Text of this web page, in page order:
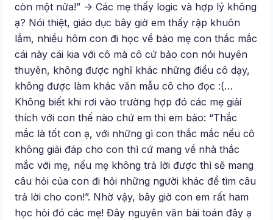
còn một nửa!” -> Các mẹ thấy logic và hợp lý không
ạ? Nói thiệt, giáo dục bây giờ em thấy rập khuôn
lắm, nhiều hôm con đi học về bảo mẹ con thắc mắc
cái này cái kia với cô mà cô cứ bảo con nói huyên
thuyên, không được nghĩ khác những điều cô dạy,
không được làm khác văn mẫu cô cho đọc :(…
Không biết khi rơi vào trường hợp đó các mẹ giải
thích với con thế nào chứ em thì em bảo: “Thắc
mắc là tốt con ạ, với những gì con thắc mắc nếu cô
không giải đáp cho con thì cứ mang về nhà thắc
mắc với mẹ, nếu mẹ không trả lời được thì sẽ mang
câu hỏi của con đi hỏi những người khác để tìm câu
trả lời cho con!”. Nhờ vậy, bây giờ con em rất ham
học hỏi đó các mẹ! Đây nguyên văn bài toán đây ạ